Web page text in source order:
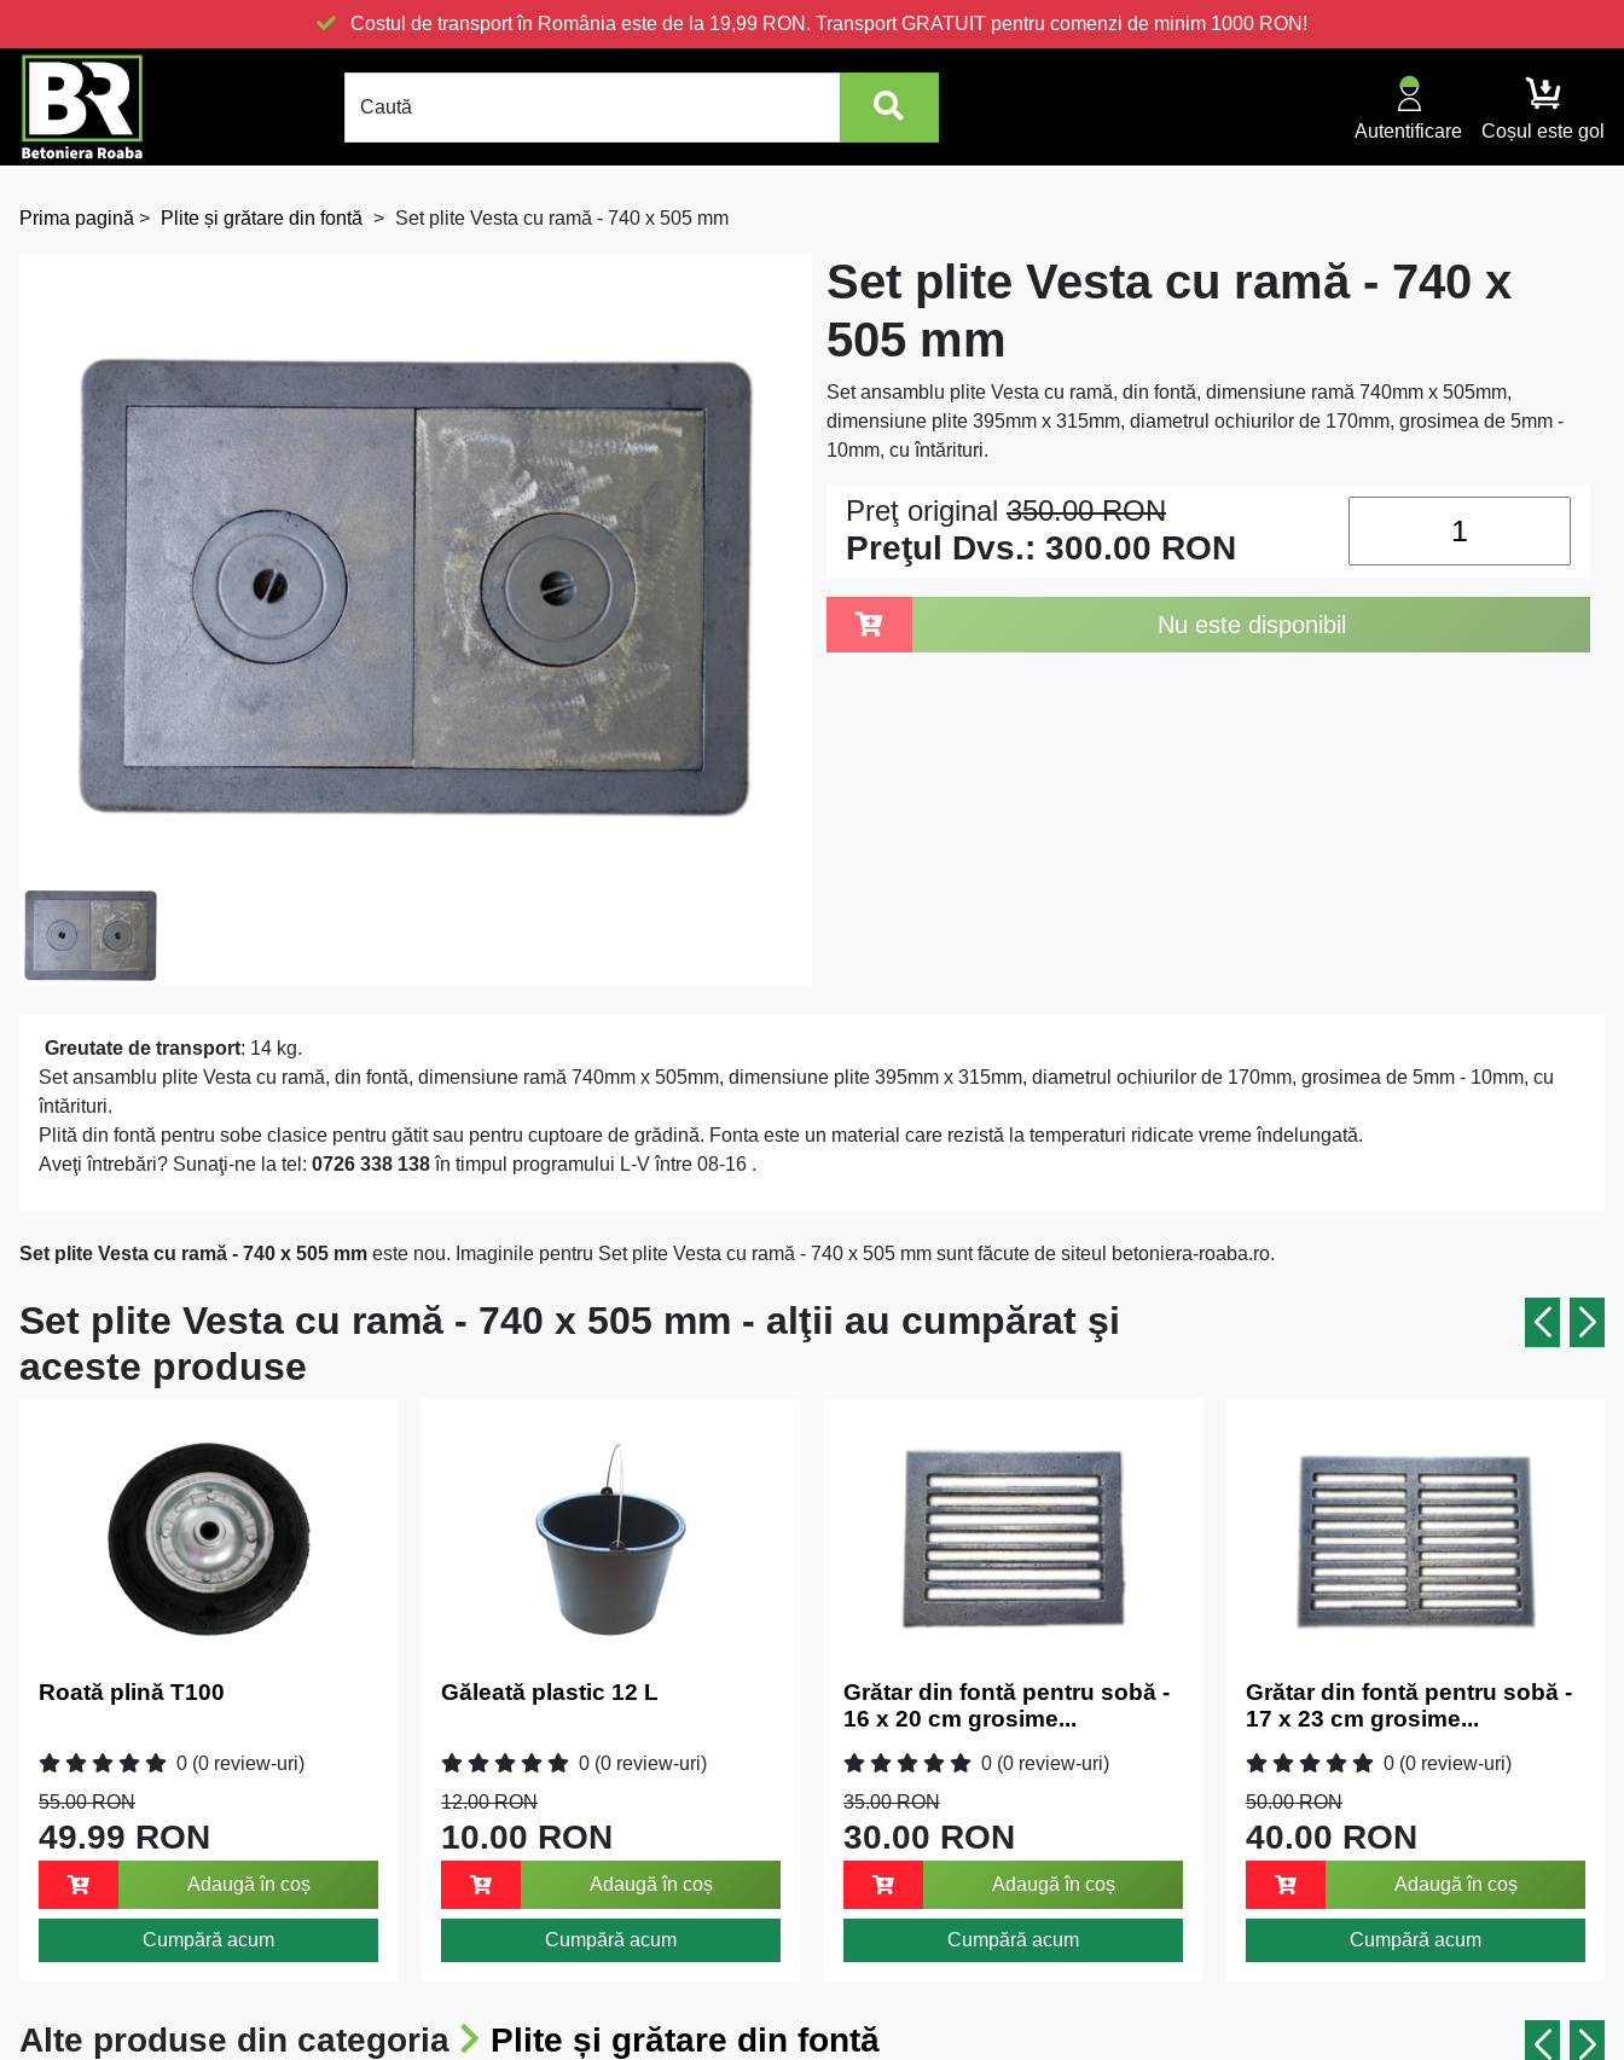
Costul de transport în România este de la 19,99 RON. Transport GRATUIT pentru comenzi de minim 1000 RON!
Caută
Autentificare
Coșul este gol
Prima pagină > Plite și grătare din fontă > Set plite Vesta cu ramă - 740 x 505 mm
Set plite Vesta cu ramă - 740 x
505 mm
Set ansamblu plite Vesta cu ramă, din fontă, dimensiune ramă 740mm x 505mm,
dimensiune plite 395mm x 315mm, diametrul ochiurilor de 170mm, grosimea de 5mm -
10mm, cu întărituri.
Preţ original 350.00RON
Preţul Dvs.: 300.00 RON
Nu este disponibil
Greutate de transport: 14 kg.
Set ansamblu plite Vesta cu ramă, din fontă, dimensiune ramă 740mm x 505mm, dimensiune plite 395mm x 315mm, diametrul ochiurilor de 170mm, grosimea de 5mm - 10mm, cu
întărituri.
Plită din fontă pentru sobe clasice pentru gătit sau pentru cuptoare de grădină. Fonta este un material care rezistă la temperaturi ridicate vreme îndelungată.
Aveţi întrebări? Sunaţi-ne la tel: 0726 338 138în timpul programului L-V între 08-16 .
Set plite Vesta cu ramă - 740 x 505 mm este nou. Imaginile pentru Set plite Vesta cu ramă - 740 x 505 mm sunt făcute de siteul betoniera-roaba.ro.
Set plite Vesta cu ramă - 740 x 505 mm - alţii au cumpărat şi
aceste produse
Roată plină T100
0 (0 review-uri)
55.00 RON
49.99 RON
Adaugă în coș
Cumpără acum
Găleată plastic 12 L
0 (0 review-uri)
12.00 RON
10.00 RON
Adaugă în coș
Cumpără acum
Grătar din fontă pentru sobă -
16 x 20 cm grosime...
0 (0 review-uri)
35.00 RON
30.00 RON
Adaugă în coș
Cumpără acum
Grătar din fontă pentru sobă -
17 x 23 cm grosime...
0 (0 review-uri)
50.00 RON
40.00 RON
Adaugă în coș
Cumpără acum
Alte produse din categoria Plite și grătare din fontă